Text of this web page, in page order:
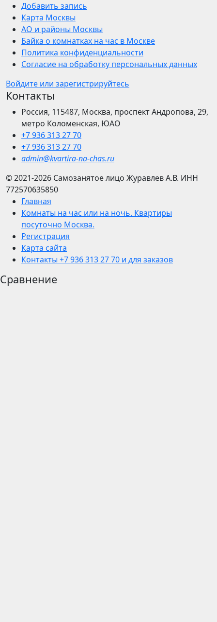
Добавить запись
Карта Москвы
АО и районы Москвы
Байка о комнатках на час в Москве
Политика конфиденциальности
Согласие на обработку персональных данных
Войдите или зарегистрируйтесь
Контакты
Россия, 115487, Москва, проспект Андропова, 29,
метро Коломенская, ЮАО
+7 936 313 27 70
+7 936 313 27 70
admin@kvartira-na-chas.ru
© 2021-2026 Самозанятое лицо Журавлев А.В. ИНН
772570635850
Главная
Комнаты на час или на ночь. Квартиры
посуточно Москва.
Регистрация
Карта сайта
Контакты +7 936 313 27 70 и для заказов
Сравнение